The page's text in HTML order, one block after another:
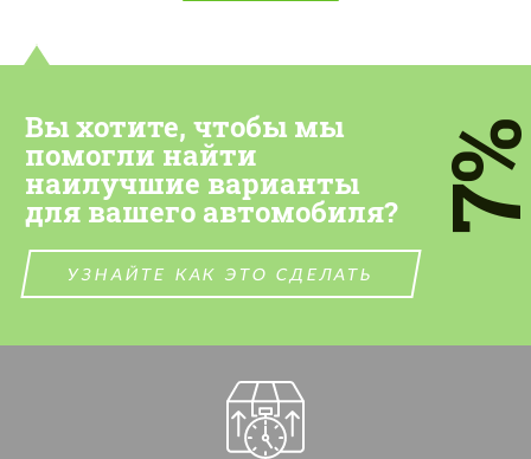
Вы хотите, чтобы мы
помогли найти
наилучшие варианты
для вашего автомобиля?
УЗНАЙТЕ КАК ЭТО СДЕЛАТЬ